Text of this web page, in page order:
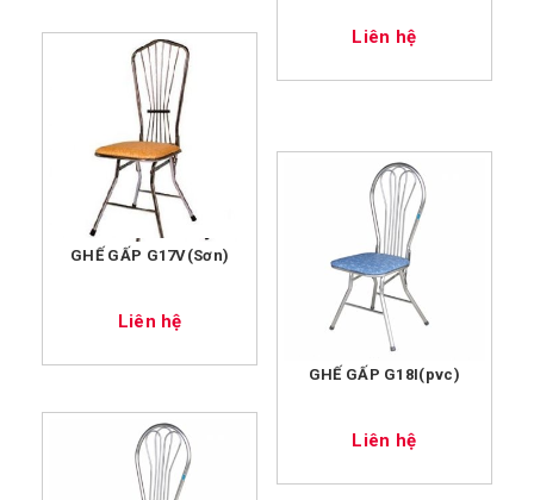
Liên hệ
GHẾ GẤP G17V(Sơn)
Liên hệ
GHẾ GẤP G18I(pvc)
Liên hệ